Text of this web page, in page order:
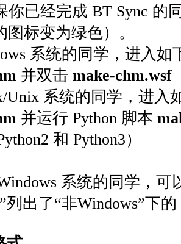
你已经完成 BT Sync 的
标变为绿色）。
系统的同学，进入如
并双击 make-chm.wsf
Unix 系统的同学，进入
并运行 Python 脚本
和 Python3）
系统的同学，可
”列出了“非Windows”下